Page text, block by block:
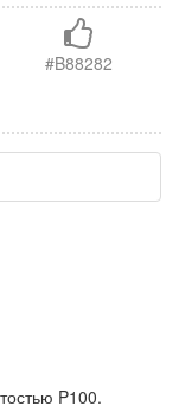
#B88282
P100.